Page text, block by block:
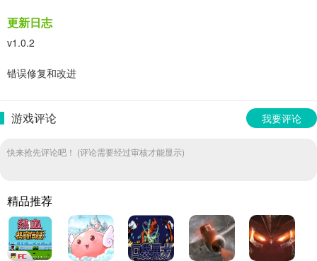
更新日志
v1.0.2
错误修复和改进
游戏评论 我要评论
快来抢先评论吧！ (评论需要经过审核才能显示)
精品推荐